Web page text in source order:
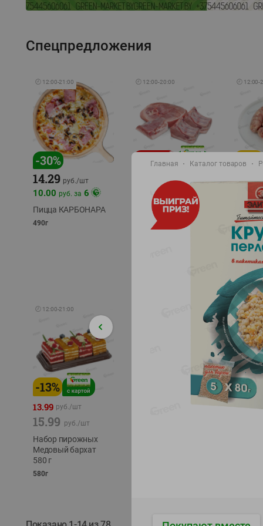
Спецпредложения
🕘 12:00-21:00
-30%
14.29 руб./шт
10.00 руб. за 6
Пицца КАРБОНАРА
490г
🕘 12:00-20:00
руб./кг
11.49
Свинина 1 с.
полуфабрикат,
🕘 12:00-
-17%
9.99
11.99
охлажд
🕘 12:00-21:00
-13%
13.99 руб./шт
15.99 руб./шт
Набор пирожных
Медовый бархат
580 г
580г
-24%
4.99
Главная Каталог товаров